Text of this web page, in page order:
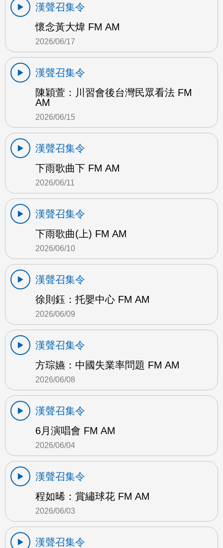
漢聲召集令
懷念黃大煒 FM AM
2026/06/17
漢聲召集令
陳穎萱：川習會後台灣民眾看法 FM
AM
2026/06/15
漢聲召集令
下雨歌曲下 FM AM
2026/06/11
漢聲召集令
下雨歌曲(上) FM AM
2026/06/10
漢聲召集令
徐則鈺：托嬰中心 FM AM
2026/06/09
漢聲召集令
方琮嬿：中國失業率問題 FM AM
2026/06/08
漢聲召集令
6月演唱會 FM AM
2026/06/04
漢聲召集令
程如晞：賞繡球花 FM AM
2026/06/03
漢聲召集令